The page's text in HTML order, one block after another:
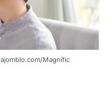
Magnific